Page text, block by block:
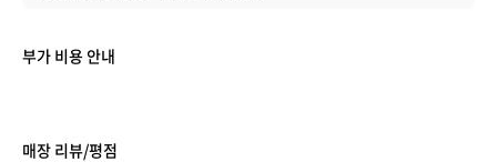
부가 비용 안내
매장 리뷰/평점